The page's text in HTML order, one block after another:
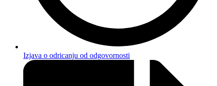
Izjava o odricanju od odgovornosti